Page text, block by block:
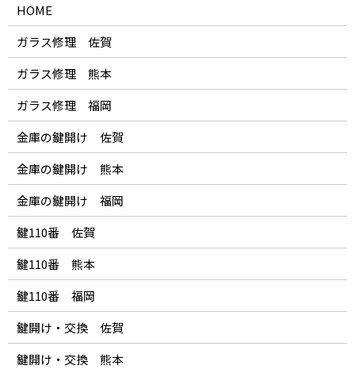
HOME
ガラス修理 佐賀
ガラス修理 熊本
ガラス修理 福岡
金庫の鍵開け 佐賀
金庫の鍵開け 熊本
金庫の鍵開け 福岡
鍵110番 佐賀
鍵110番 熊本
鍵110番 福岡
鍵開け・交換 佐賀
鍵開け・交換 熊本